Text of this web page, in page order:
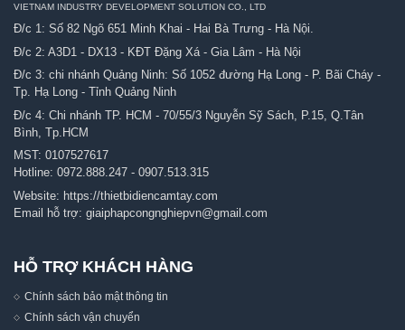
VIETNAM INDUSTRY DEVELOPMENT SOLUTION CO., LTD
Đ/c 1: Số 82 Ngõ 651 Minh Khai - Hai Bà Trưng - Hà Nội.
Đ/c 2: A3D1 - DX13 - KĐT Đặng Xá - Gia Lâm - Hà Nội
Đ/c 3: chi nhánh Quảng Ninh: Số 1052 đường Hạ Long - P. Bãi Cháy -
Tp. Hạ Long - Tỉnh Quảng Ninh
Đ/c 4: Chi nhánh TP. HCM - 70/55/3 Nguyễn Sỹ Sách, P.15, Q.Tân
Bình, Tp.HCM
MST: 0107527617
Hotline: 0972.888.247 - 0907.513.315
Website: https://thietbidiencamtay.com
Email hỗ trợ: giaiphapcongnghiepvn@gmail.com
HỖ TRỢ KHÁCH HÀNG
Chính sách bảo mật thông tin
Chính sách vận chuyển